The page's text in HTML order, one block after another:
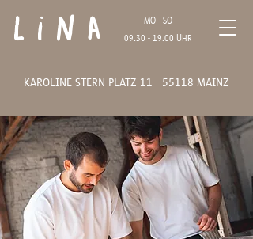
Lina
MO - SO
09.30 - 19.00 Uhr
karoline-stern-platz 11 - 55118 mainz